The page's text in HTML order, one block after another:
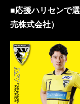
■応援ハリセンで
売株式会社）